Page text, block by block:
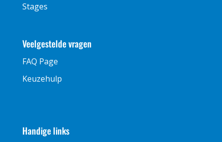
Stages
Veelgestelde vragen
FAQ Page
Keuzehulp
Handige links